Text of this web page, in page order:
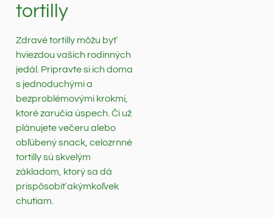
tortilly
Zdravé tortilly môžu byť
hviezdou vašich rodinných
jedál. Pripravte si ich doma
s jednoduchými a
bezproblémovými krokmi,
ktoré zaručia úspech. Či už
plánujete večeru alebo
obľúbený snack, celozrnné
tortilly sú skvelým
základom, ktorý sa dá
prispôsobiť akýmkoľvek
chutiam.